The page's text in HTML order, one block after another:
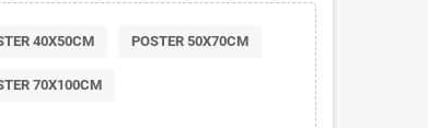
40X50CM POSTER 50X70CM
70X100CM